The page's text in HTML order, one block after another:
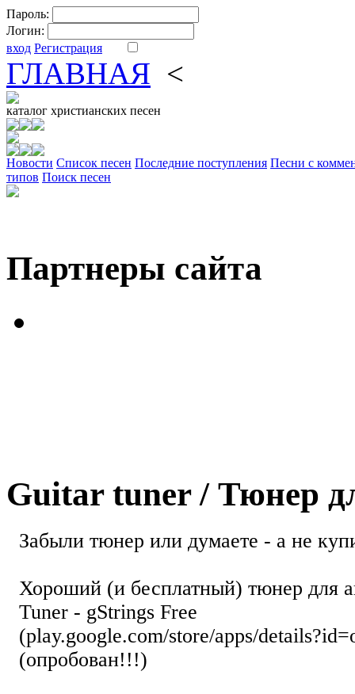
Пароль:
Логин:
вход Регистрация
ГЛАВНАЯ <
каталог христианских песен
Новости Cписок песен Последние поступления Песни с
типов Поиск песен
Партнеры сайта
Guitar tuner / Тюнер
Забыли тюнер или думаете - а не
Хороший (и бесплатный) тюнер для
Tuner - gStrings Free
(play.google.com/store/apps/
(опробован!!!)